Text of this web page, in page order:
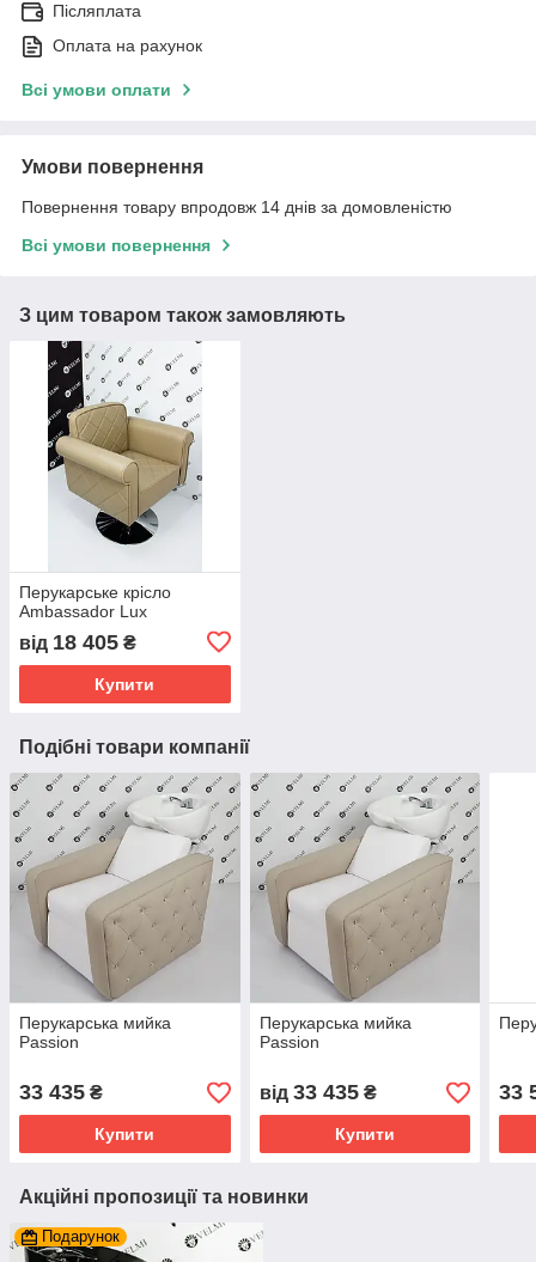
Післяплата
Оплата на рахунок
Всі умови оплати
Умови повернення
Повернення товару впродовж 14 днів за домовленістю
Всі умови повернення
З цим товаром також замовляють
Перукарське крісло
Ambassador Lux
від 18 405 ₴
Купити
Подібні товари компанії
Перукарська мийка
Passion
33 435 ₴
Купити
Перукарська мийка
Passion
від 33 435₴
Купити
33
Акційні пропозиції та новинки
Подарунок